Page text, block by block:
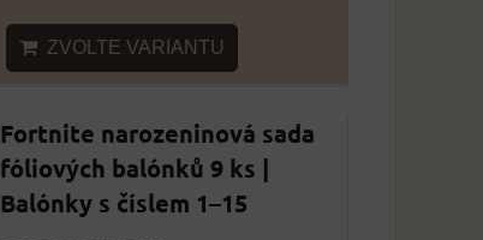
ZVOLTE VARIANTU
Fortnite narozeninová sada
fóliových balónků 9 ks |
Balónky s číslem 1–15